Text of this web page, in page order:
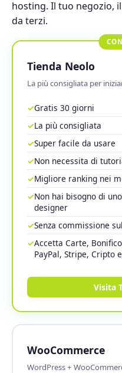
hosting. Il tuo negozio,
da terzi.
Tienda Neolo
La più consigliata per
✓Gratis 30 giorni
✓La più consigliata
✓Super facile da usare
✓Non necessita di
✓Migliore ranking nei
✓Non hai bisogno di
designer
✓Senza commissione
✓Accetta Carte,
PayPal, Stripe, Cripto
Visita
WooCommerce
WordPress +